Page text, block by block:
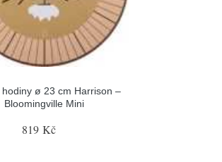
hodiny ø 23 cm Harrison –
Bloomingville Mini
819 Kč